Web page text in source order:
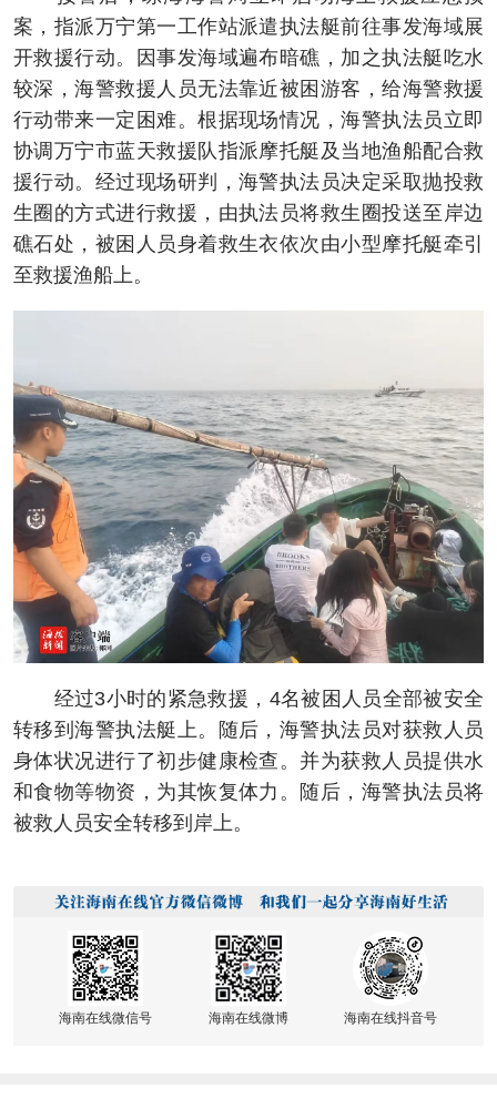
案，指派万宁第一工作站派遣执法艇前往事发海域展
开救援行动。因事发海域遍布暗礁，加之执法艇吃水
较深，海警救援人员无法靠近被困游客，给海警救援
行动带来一定困难。根据现场情况，海警执法员立即
协调万宁市蓝天救援队指派摩托艇及当地渔船配合救
援行动。经过现场研判，海警执法员决定采取抛投救
生圈的方式进行救援，由执法员将救生圈投送至岸边
礁石处，被困人员身着救生衣依次由小型摩托艇牵引
至救援渔船上。
经过3小时的紧急救援，4名被困人员全部被安全
转移到海警执法艇上。随后，海警执法员对获救人员
身体状况进行了初步健康检查。并为获救人员提供水
和食物等物资，为其恢复体力。随后，海警执法员将
被救人员安全转移到岸上。
海南在线微信号 海南在线微博 海南在线抖音号